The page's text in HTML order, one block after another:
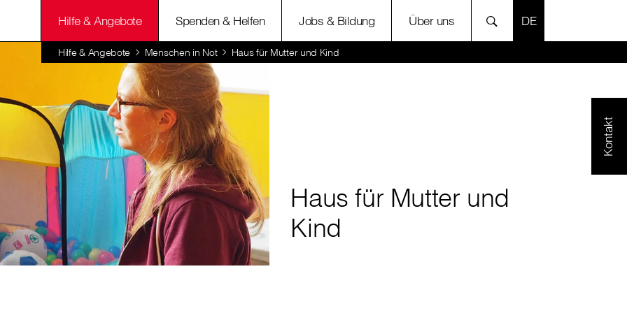
Hilfe & Angebote Spenden & Helfen Jobs & Bildung Über uns SPRACHE
Hilfe & Angebote Menschen in Not Haus für Mutter und Kind
Kontakt
Haus für Mutter und
Kind